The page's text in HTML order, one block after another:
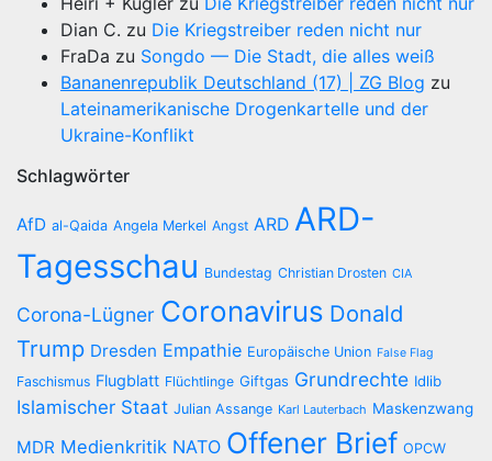
Dian C. zu Die Kriegstreiber reden nicht nur
FraDa zu Songdo — Die Stadt, die alles weiß
Bananenrepublik Deutschland (17) | ZG Blog zu
Lateinamerikanische Drogenkartelle und der
Ukraine-Konflikt
Schlagwörter
AfD al-Qaida Angela Merkel Angst ARD ARD-
Tagesschau Bundestag Christian Drosten CIA
Corona-Lügner Coronavirus Donald
Trump Dresden Empathie Europäische Union False Flag
Faschismus Flugblatt Flüchtlinge Giftgas Grundrechte Idlib
Islamischer Staat Julian Assange Karl Lauterbach Maskenzwang
MDR Medienkritik NATO Offener Brief OPCW